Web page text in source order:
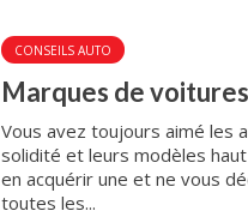
CONSEILS AUTO
Marques de
Vous avez toujours aimé les
solidité et leurs modèles
en acquérir une et ne vous
toutes les...